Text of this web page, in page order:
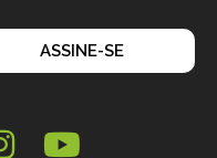
ASSINE-SE